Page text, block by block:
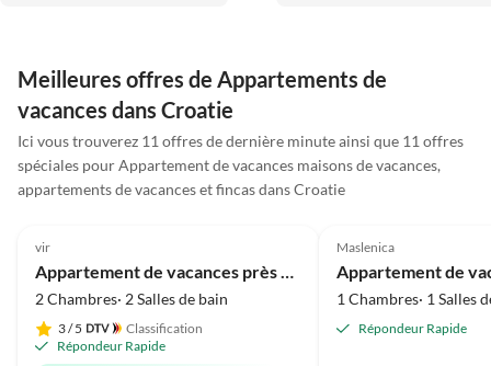
Geschirrspüler, Backofen,
Mikrowelle, Kühlschrank und
sauber und sortiert-nichts
defektes in den Schränken -
das sind Traum-
die riesen Terrasse mit
Schiebeelementen und einem
Gasgrill. Der Blick aufs Meer
Meilleures offres de Appartements de
vacances dans Croatie
Ici vous trouverez 11 offres de dernière minute ainsi que 11 offres
spéciales pour Appartement de vacances maisons de vacances,
appartements de vacances et fincas dans Croatie
Meilleure
vir
2 Chambres· 2 Salles de bain
3/ 5
Classification
Répondeur Rapide
Maslenica
1 Chambres· 1 Salles
Répondeur Rapide